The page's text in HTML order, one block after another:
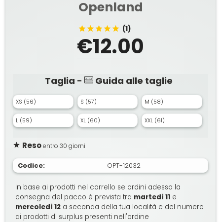
Openland
(1)
€12.00
Taglia - Guida alle taglie
XS (56) S (57) M (58)
L (59) XL (60) XXL (61)
Resoentro 30 giorni
Codice: OPT-12032
In base ai prodotti nel carrello se ordini adesso la
consegna del pacco è prevista tra martedì 11 e
mercoledì 12 a seconda della tua località e del numero
di prodotti di surplus presenti nell'ordine